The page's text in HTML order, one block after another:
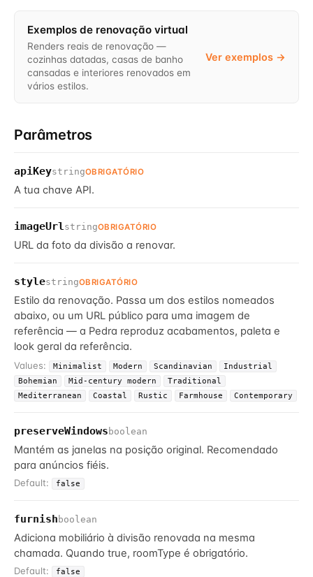
Exemplos de renovação virtual
Renders reais de renovação —
cozinhas datadas, casas de banho
cansadas e interiores renovados em
vários estilos.
Ver exemplos →
Parâmetros
apiKeystringOBRIGATÓRIO
A tua chave API.
imageUrl stringOBRIGATÓRIO
URL da foto da divisão a renovar.
stylestringOBRIGATÓRIO
Estilo da renovação. Passa um dos estilos nomeados
abaixo, ou um URL público para uma imagem de
referência — a Pedra reproduz acabamentos, paleta e
look geral da referência.
Values: Minimalist Modern Scandinavian
Industrial
Bohemian
Mid-century modern
Traditional
Mediterranean
Coastal Rustic Farmhouse Contemporary
preserveWindows boolean
Mantém as janelas na posição original. Recomendado
para anúncios fiéis.
Default: false
furnish boolean
Adiciona mobiliário à divisão renovada na mesma
chamada. Quando true, roomType é obrigatório.
Default: false